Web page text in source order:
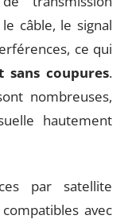
câble, le signal
ce qui
sans coupures.
nombreuses,
hautement
par satellite
avec